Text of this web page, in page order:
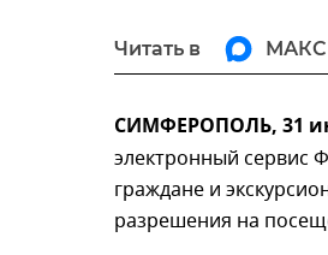
Читать в МАКС
СИМФЕРОПОЛЬ, 31
электронный сервис
граждане и
разрешения на